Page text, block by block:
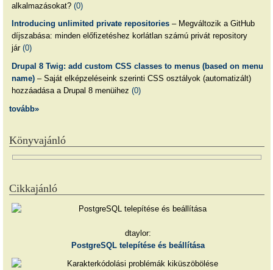
alkalmazásokat? (0)
Introducing unlimited private repositories– Megváltozik a GitHub
díjszabása: minden előfizetéshez korlátlan számú privát repository
jár (0)
Drupal 8 Twig: add custom CSS classes to menus (based on menu
name)– Saját elképzeléseink szerinti CSS osztályok (automatizált)
hozzáadása a Drupal 8 menüihez (0)
tovább»
Könyvajánló
Cikkajánló
dtaylor:
PostgreSQL telepítése és beállítása